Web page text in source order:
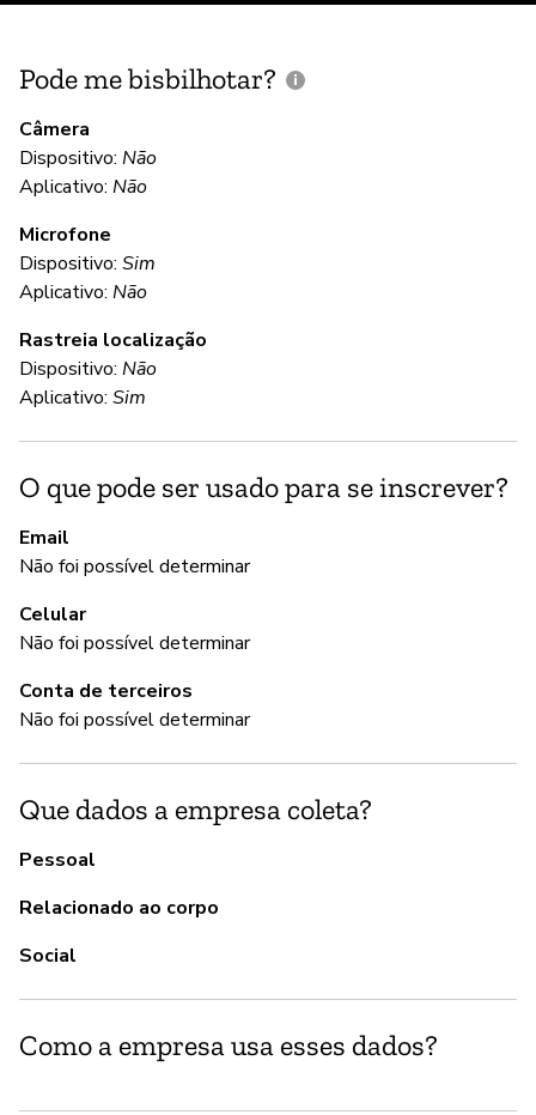
Pode me bisbilhotar?
Câmera
Dispositivo: Não
Aplicativo: Não
Microfone
Dispositivo: Sim
Aplicativo: Não
Rastreia localização
Dispositivo: Não
Aplicativo: Sim
O que pode ser usado para se inscrever?
Email
Não foi possível determinar
Celular
Não foi possível determinar
Conta de terceiros
Não foi possível determinar
Que dados a empresa coleta?
Pessoal
Relacionado ao corpo
Social
Como a empresa usa esses dados?